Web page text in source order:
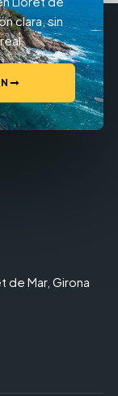
clara, sin
de Mar, Girona